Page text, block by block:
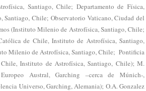
Santiago, Chile; Departamento de Física,
Santiago, Chile; Observatorio Vaticano, Ciudad del
(Instituto Milenio de Astrofísica, Santiago, Chile;
de Chile, Instituto de Astrofísica, Santiago,
Milenio de Astrofísica, Santiago, Chile; Pontificia
Instituto de Astrofísica, Santiago, Chile); M.
Austral, Garching –cerca de Múnich-,
Universo, Garching, Alemania); O.A. Gonzalez